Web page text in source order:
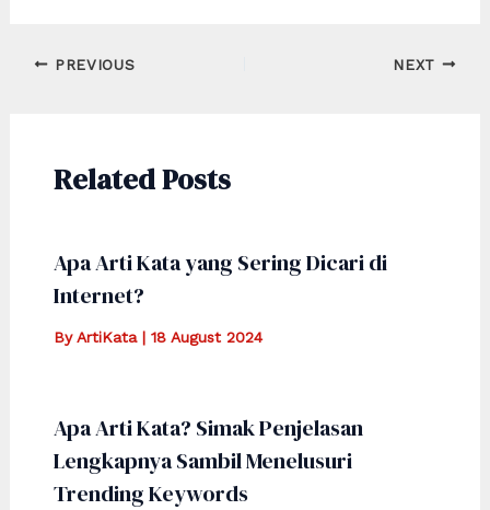
Post
PREVIOUS NEXT
Related Posts
Apa Arti Kata yang Sering Dicari di
Internet?
ByArtiKata | 18 August 2024
Apa Arti Kata? Simak Penjelasan
Lengkapnya Sambil Menelusuri
Trending Keywords